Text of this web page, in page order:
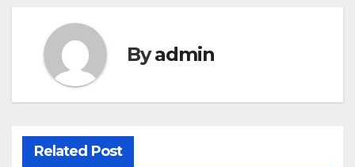
Byadmin
Related Post